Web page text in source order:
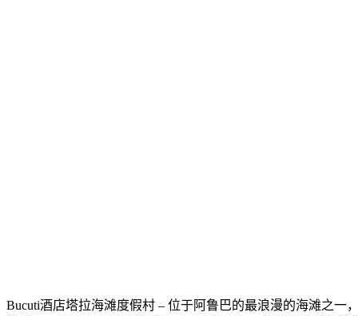
Bucuti酒店塔拉海滩度假村 – 位于阿鲁巴的最浪漫的海滩之一